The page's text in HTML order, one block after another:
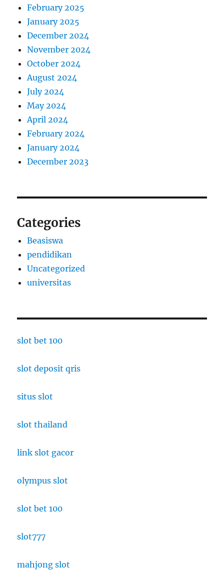
February 2025
January 2025
December 2024
November 2024
October 2024
August 2024
July 2024
May 2024
April 2024
February 2024
January 2024
December 2023
Categories
Beasiswa
pendidikan
Uncategorized
universitas
slot bet 100
slot deposit qris
situs slot
slot thailand
link slot gacor
olympus slot
slot bet 100
slot777
mahjong slot